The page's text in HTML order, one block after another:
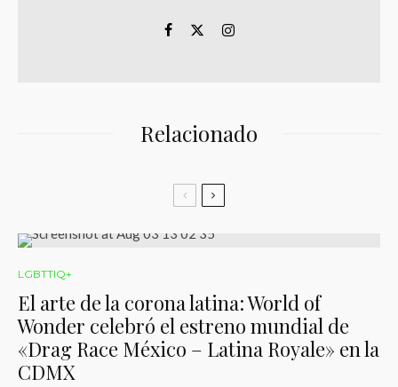
Relacionado
LGBTTIQ+
El arte de la corona latina: World of
Wonder celebró el estreno mundial de
«Drag Race México – Latina Royale» en la
CDMX